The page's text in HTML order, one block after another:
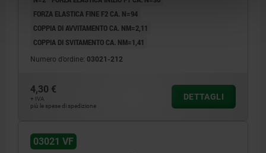
FORZA ELASTICA FINE F2 CA. N=94
COPPIA DI AVVITAMENTO CA. NM=2,11
COPPIA DI SVITAMENTO CA. NM=1,41
Numero d’ordine: 03021-212
4,30 €
+ IVA
più le spese di spedizione
DETTAGLI
03021 VF